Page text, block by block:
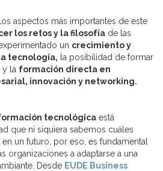
aspectos más importantes de este
los retos y la filosofía de las
un crecimiento y
tecnología, la posibilidad de formar
y la formación directa en
innovación y networking.
tecnológica está
que ni siquiera sabemos cuáles
un futuro, por eso, es fundamental
organizaciones a adaptarse a una
Desde EUDE Business